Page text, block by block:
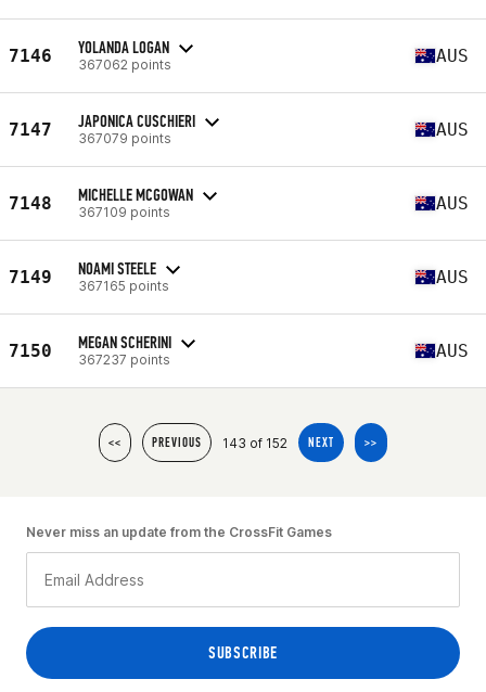
7146 YOLANDA LOGAN
367062 points AUS
7147 JAPONICA CUSCHIERI
367079 points AUS
7148 MICHELLE MCGOWAN
367109 points AUS
7149 NOAMI STEELE
367165 points AUS
7150 MEGAN SCHERINI
367237 points AUS
<< PREVIOUS 143 of 152 NEXT >>
Never miss an update from the CrossFit Games